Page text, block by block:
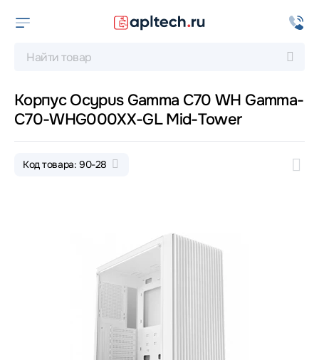
Корпус Ocypus Gamma C70 WH Gamma-
C70-WHG000XX-GL Mid-Tower
Код товара: 90-28